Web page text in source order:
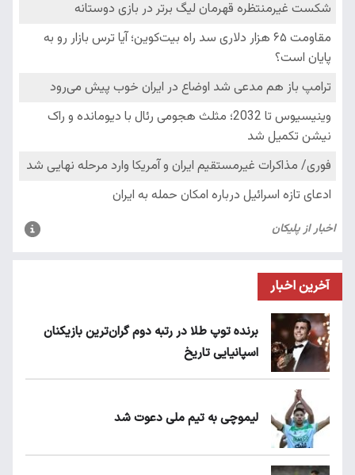
آخرین اخبار
برنده توپ طلا در رتبه دوم گران‌ترین بازیکنان
اسپانیایی تاریخ
لیموچی به تیم ملی دعوت شد